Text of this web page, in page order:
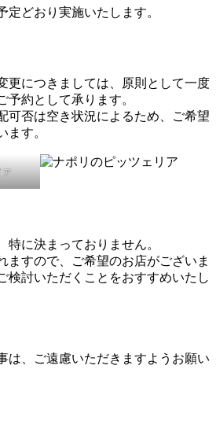
定どおり実施いたします。
更につきましては、原則として一度
予約として承ります。
可否は空き状況によるため、ご希望
ます。
特に決まっておりません。
ますので、ご希望のお店がございま
検討いただくことをおすすめいたし
は、ご遠慮いただきますようお願い